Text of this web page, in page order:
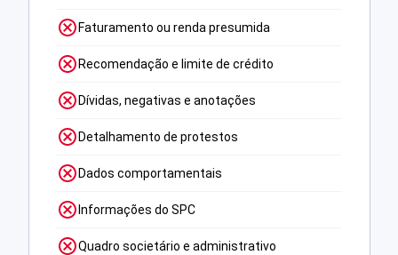
Faturamento ou renda presumida
Recomendação e limite de crédito
Dívidas, negativas e anotações
Detalhamento de protestos
Dados comportamentais
Informações do SPC
Quadro societário e administrativo